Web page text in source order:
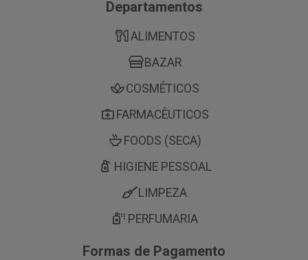
Departamentos
ALIMENTOS
BAZAR
COSMÉTICOS
FARMACÊUTICOS
FOODS (SECA)
HIGIENE PESSOAL
LIMPEZA
PERFUMARIA
Formas de Pagamento